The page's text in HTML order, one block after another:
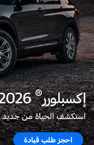
إكسبلورر®
2026
استكشف الحياة من جديد
احجز طلب قيادة